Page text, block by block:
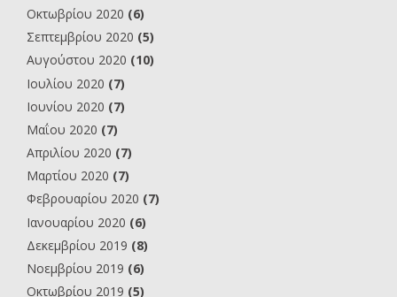
Οκτωβρίου 2020 (6)
Σεπτεμβρίου 2020 (5)
Αυγούστου 2020 (10)
Ιουλίου 2020 (7)
Ιουνίου 2020 (7)
Μαΐου 2020 (7)
Απριλίου 2020 (7)
Μαρτίου 2020 (7)
Φεβρουαρίου 2020 (7)
Ιανουαρίου 2020 (6)
Δεκεμβρίου 2019 (8)
Νοεμβρίου 2019 (6)
Οκτωβρίου 2019 (5)